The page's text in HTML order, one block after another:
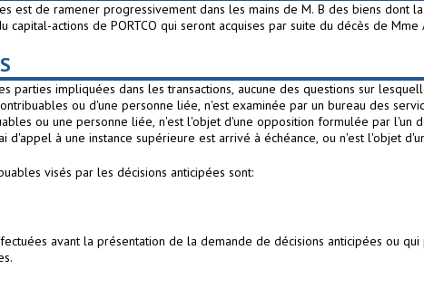
est de ramener progressivement dans les mains de M. B des biens dont
actions de PORTCO qui seront acquises par suite du décès de Mme
parties impliquées dans les transactions, aucune des questions sur
ou d'une personne liée, n'est examinée par un bureau des
ou une personne liée, n'est l'objet d'une opposition formulée par l'un
à une instance supérieure est arrivé à échéance, ou n'est l'objet
visés par les décisions anticipées sont:
avant la présentation de la demande de décisions anticipées ou